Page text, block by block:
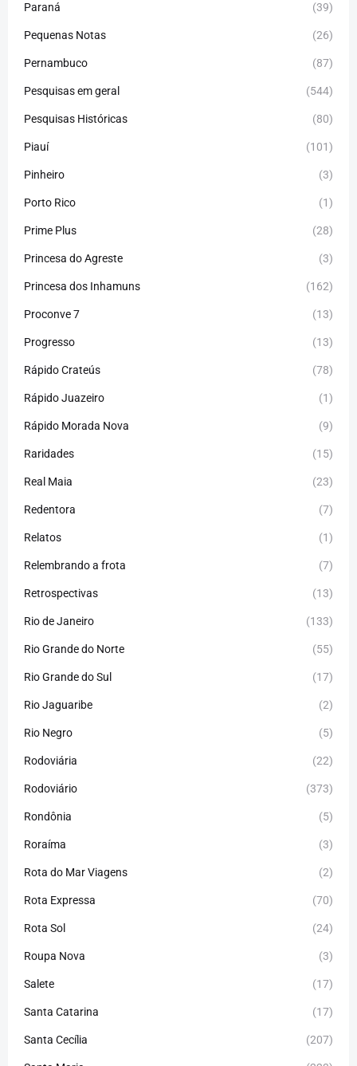
Paraná (39)
Pequenas Notas (26)
Pernambuco (87)
Pesquisas em geral (544)
Pesquisas Históricas (80)
Piauí (101)
Pinheiro (3)
Porto Rico (1)
Prime Plus (28)
Princesa do Agreste (3)
Princesa dos Inhamuns (162)
Proconve 7 (13)
Progresso (13)
Rápido Crateús (78)
Rápido Juazeiro (1)
Rápido Morada Nova (9)
Raridades (15)
Real Maia (23)
Redentora (7)
Relatos (1)
Relembrando a frota (7)
Retrospectivas (13)
Rio de Janeiro (133)
Rio Grande do Norte (55)
Rio Grande do Sul (17)
Rio Jaguaribe (2)
Rio Negro (5)
Rodoviária (22)
Rodoviário (373)
Rondônia (5)
Roraíma (3)
Rota do Mar Viagens (2)
Rota Expressa (70)
Rota Sol (24)
Roupa Nova (3)
Salete (17)
Santa Catarina (17)
Santa Cecília (207)